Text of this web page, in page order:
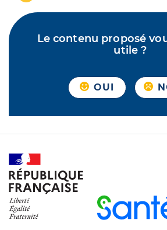
Le contenu proposé
utile ?
OUI